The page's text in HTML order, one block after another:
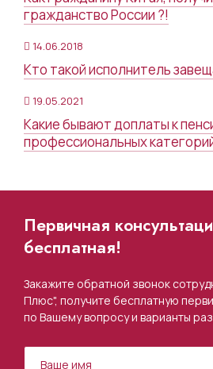
гражданство России ?!
14.06.2018
Кто такой исполнитель
19.05.2021
Какие бывают доплаты к
профессиональных
Первичная
бесплатная!
Закажите обратной звонок
Плюс", получите бесплатную
по Вашему вопросу и варианты